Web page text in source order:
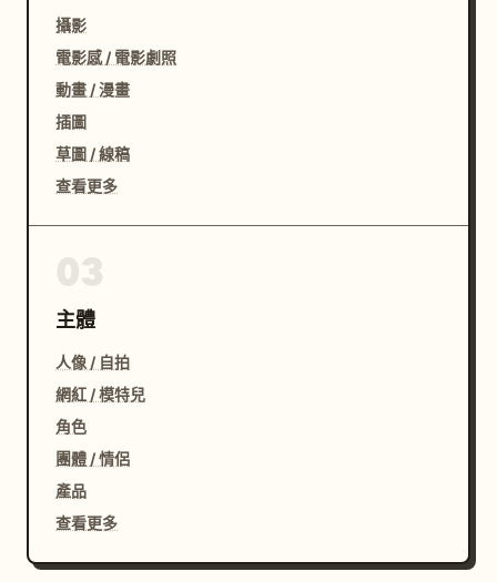
攝影
電影感 / 電影劇照
動畫 / 漫畫
插圖
草圖 / 線稿
查看更多
主體
人像 / 自拍
網紅 / 模特兒
角色
團體 / 情侶
產品
查看更多